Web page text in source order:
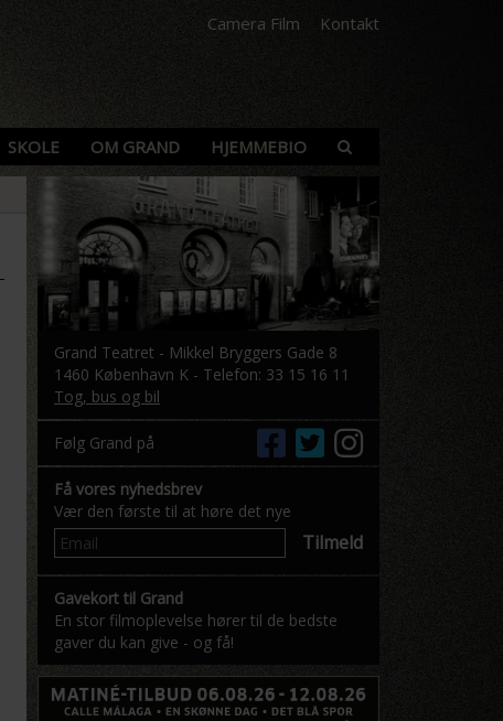
Camera Film Kontakt
SKOLE OM GRAND HJEMMEBIO
Grand Teatret - Mikkel Bryggers Gade 8
1460 København K - Telefon: 33 15 16 11
Tog, bus og bil
Følg Grand på
Få vores nyhedsbrev
Vær den første til at høre det nye
Tilmeld
Gavekort til Grand
En stor filmoplevelse hører til de bedste
gaver du kan give - og få!